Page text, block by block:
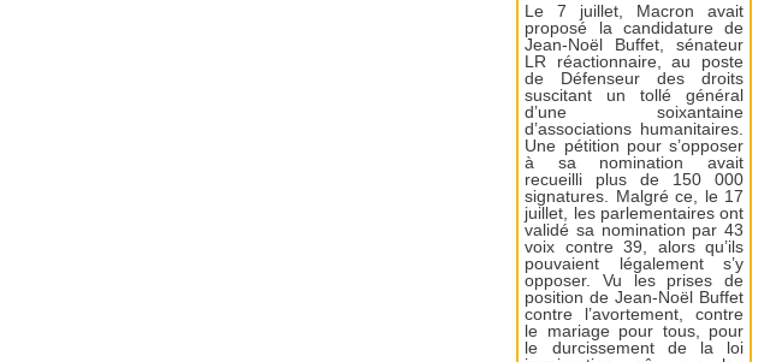
Le 7 juillet, Macron avait
proposé la candidature de
Jean-Noël Buffet, sénateur
LR réactionnaire, au poste
de Défenseur des droits
suscitant un tollé général
d’une soixantaine
d’associations humanitaires.
Une pétition pour s’opposer
à sa nomination avait
recueilli plus de 150 000
signatures. Malgré ce, le 17
juillet, les parlementaires ont
validé sa nomination par 43
voix contre 39, alors qu’ils
pouvaient légalement s’y
opposer. Vu les prises de
position de Jean-Noël Buffet
contre l’avortement, contre
le mariage pour tous, pour
le durcissement de la loi